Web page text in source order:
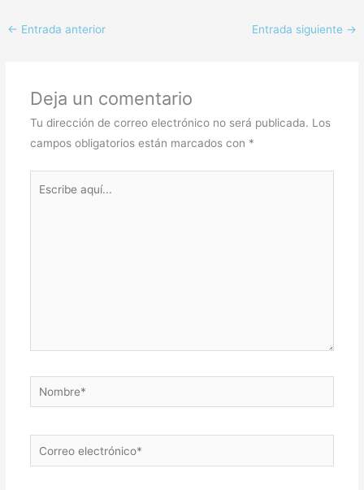
← Entrada anterior Entrada siguiente →
Deja un comentario
Tu dirección de correo electrónico no será publicada. Los
campos obligatorios están marcados con *
Nombre*
Correo
electrónico*